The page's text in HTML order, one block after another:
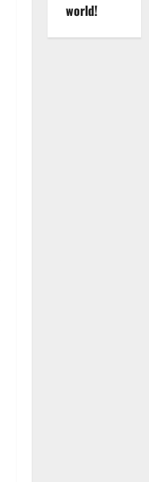
world!